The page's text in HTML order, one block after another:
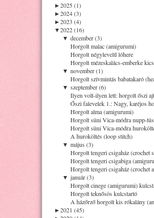
►2025 (1)
►2024 (3)
►2023 (4)
▼2022 (16)
▼ december (3)
Horgolt malac (amigurumi)
Horgolt négylevelű lóhere
Horgolt mézeskalács-emberke
▼ november (1)
Horgolt szívmintás babatakaró
▼ szeptember (6)
Ilyen volt-ilyen lett: horgolt őszi
Őszi falevelek 1.: Nagy, karéjos
Horgolt alma (amigurumi)
Horgolt süni Vica-módra nupp-
Horgolt süni Vica-módra
A huroköltés (loop stitch)
▼ május (3)
Horgolt tengeri csigaház (crochet
Horgolt tengeri csigabiga
Horgolt tengeri csigaház (crochet
▼ január (3)
Horgolt cinege (amigurumi)
Horgolt teknősös kulcstartó
A házőrző horgolt kis rókalány
►2021 (45)